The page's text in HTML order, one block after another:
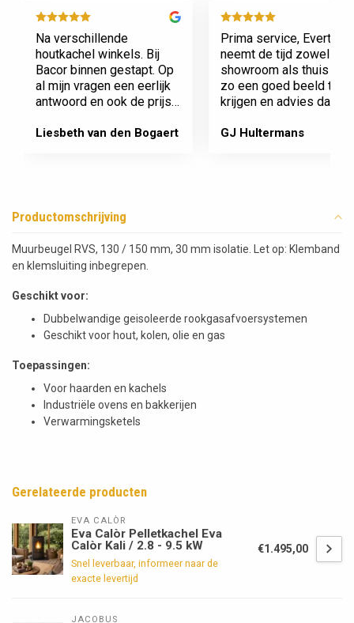
Na verschillende
houtkachel winkels. Bij
Bacor binnen gestapt. Op
al mijn vragen een eerlijk
antwoord en ook de prijs
Afspraak is afspraak geen
Liesbeth van den Bogaert
Prima service, Evert
neemt de tijd zowel in
showroom als thuis om
zo een goed beeld te
krijgen en advies daarop
nieuwe kachel. Komt
GJ Hultermans
Productomschrijving
Muurbeugel RVS, 130 / 150 mm, 30 mm isolatie. Let op: Klemband
en klemsluiting inbegrepen.
Geschikt voor:
Dubbelwandige geisoleerde rookgasafvoersystemen
Geschikt voor hout, kolen, olie en gas
Toepassingen:
Voor haarden en kachels
Industriële ovens en bakkerijen
Verwarmingsketels
Gerelateerde producten
EVA CALÒR
Eva Calòr Pelletkachel Eva
Calòr Kali / 2.8 - 9.5 kW
Snel leverbaar, informeer naar de
exacte levertijd
€1.495,00
JACOBUS